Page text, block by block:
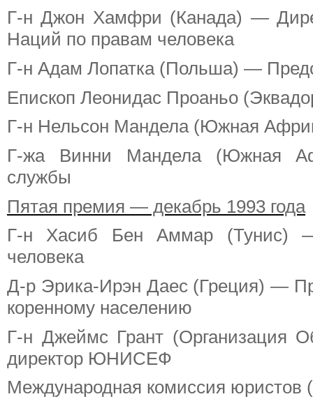
Г-н Джон Хамфри (Канада) —
Наций по правам человека
Г-н Адам Лопатка (Польша) —
Епископ Леонидас Проаньо
Г-н Нельсон Мандела (Южная
Г-жа Винни Мандела (Южная
службы
Пятая премия — декабрь 1993 года
Г-н Хасиб Бен Аммар (Тунис) —
человека
Д-р Эрика-Ирэн Даес (Греция) —
коренному населению
Г-н Джеймс Грант (Организация
директор ЮНИСЕФ
Международная комиссия юристов